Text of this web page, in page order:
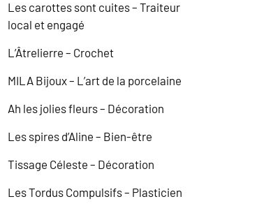
Les carottes sont cuites – Traiteur
local et engagé
L’Âtrelierre – Crochet
MILA Bijoux – L’art de la porcelaine
Ah les jolies fleurs – Décoration
Les spires d’Aline – Bien-être
Tissage Céleste – Décoration
Les Tordus Compulsifs – Plasticien